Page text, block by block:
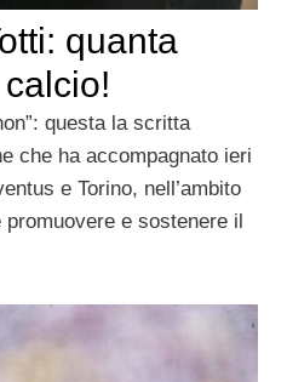
quanta
questa la scritta
che ha accompagnato ieri
e Torino, nell’ambito
promuovere e sostenere il